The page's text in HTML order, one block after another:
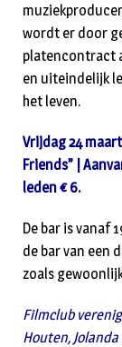
wordt er door
platencontract
en uiteindelijk
het leven.
Vrijdag 24
Friends” |
leden € 6.
De bar is vanaf
de bar van een
zoals
Filmclub
Houten,